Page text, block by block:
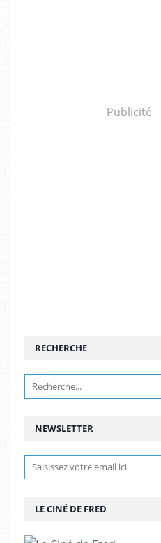
Publicité
NEWSLETTER
RECHERCHE
LE CINÉ DE FRED